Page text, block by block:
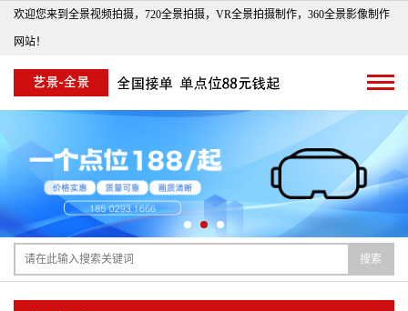
欢迎您来到全景视频拍摄，720全景拍摄，VR全景拍摄制作，360全景影像制作
网站！
搜索